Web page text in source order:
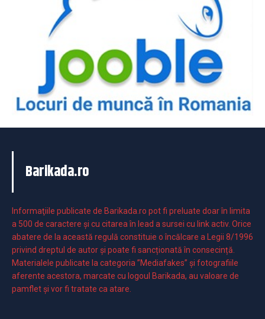
Barikada.ro
Informaţiile publicate de Barikada.ro pot fi preluate doar în limita
a 500 de caractere şi cu citarea în lead a sursei cu link activ. Orice
abatere de la această regulă constituie o încălcare a Legii 8/1996
privind dreptul de autor și poate fi sancționată în consecință.
Materialele publicate la categoria ”Mediafakes” și fotografiile
aferente acestora, marcate cu logoul Barikada, au valoare de
pamflet și vor fi tratate ca atare.